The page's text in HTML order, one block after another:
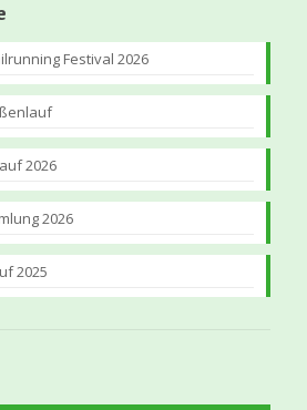
Festival 2026
2026
2026
2025